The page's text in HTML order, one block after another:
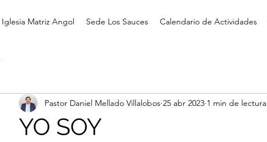
Iglesia Matriz Angol Sede Los Sauces Calendario de Actividades
YO SOY
Pastor Daniel Mellado Villalobos 25 abr 2023 1 min de lectura